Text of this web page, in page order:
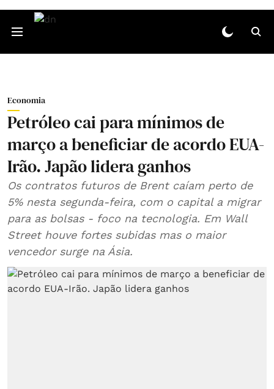
Economia
Petróleo cai para mínimos de
março a beneficiar de acordo EUA-
Irão. Japão lidera ganhos
Os contratos futuros de Brent caíam perto de
5% nesta segunda-feira, com o capital a migrar
para as bolsas - foco na tecnologia. Em Wall
Street houve fortes subidas mas o maior
vencedor surge na Ásia.